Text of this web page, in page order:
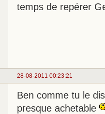
temps de repérer
28-08-2011 00:23:21
Ben comme tu le
presque achetable